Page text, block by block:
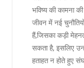
भविष्य की कामना
जीवन में नई
हैं,जिसका कड़ी
सकता है, इसलिए
हताहत न होते हुए